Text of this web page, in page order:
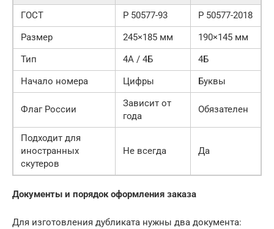
ГОСТ
Р 50577-93
Р 50577-2018
Размер
245×185 мм
190×145 мм
Тип
4А / 4Б
4Б
Начало номера
Цифры Буквы
Флаг России
Зависит от
года
Обязателен
Подходит для
иностранных
скутеров
Не всегда Да
Документы и порядок оформления заказа
Для изготовления дубликата нужны два документа: